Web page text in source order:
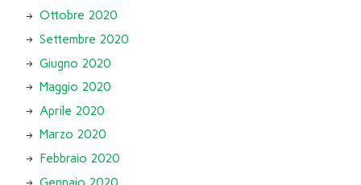
Ottobre 2020
Settembre 2020
Giugno 2020
Maggio 2020
Aprile 2020
Marzo 2020
Febbraio 2020